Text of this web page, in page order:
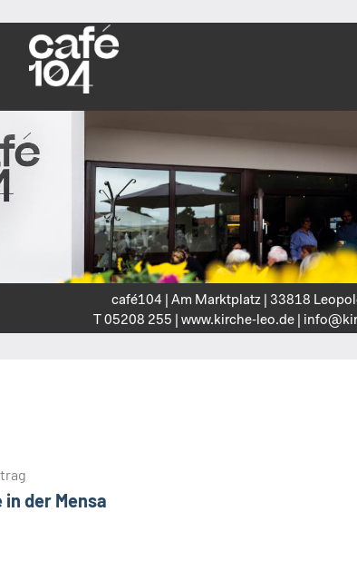
café104 | Am Marktplatz | 33818
T 05208 255 | www.kirche‑leo.de |
der Mensa